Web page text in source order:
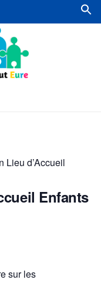
Lieu d’Accueil
Enfants
sur les